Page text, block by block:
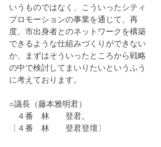
いうものではなく、こういったシティ
プロモーションの事業を通じて、再
度、市出身者とのネットワークを構築
できるような仕組みづくりができない
か、まずはそういったところから戦略
の中で検討してまいりたいというふう
に考えております。
○議長（藤本雅明君）
４番　林　　登君。
〔４番　林　　登君登壇〕